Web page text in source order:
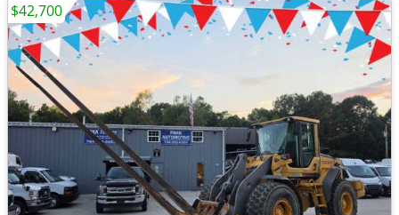
$42,700